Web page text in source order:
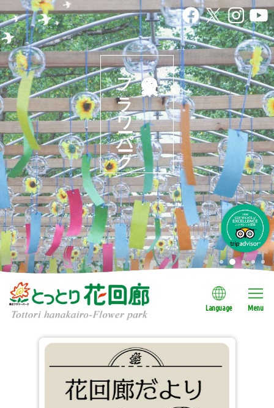
日本最大級の
フラワーパーク
Language Menu